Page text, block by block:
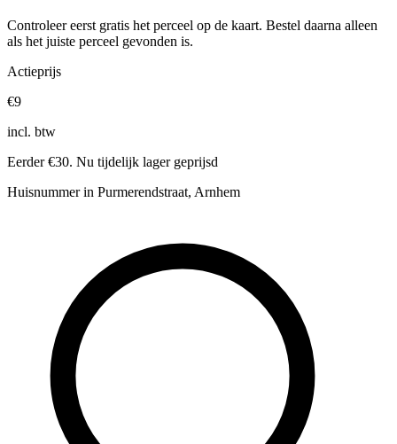
Controleer eerst gratis het perceel op de kaart. Bestel daarna alleen
als het juiste perceel gevonden is.
Actieprijs
€9
incl. btw
Eerder €30. Nu tijdelijk lager geprijsd
Huisnummer in Purmerendstraat, Arnhem